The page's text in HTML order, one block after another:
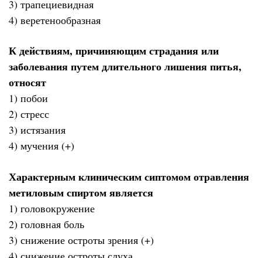
3) трапециевидная
4) веретенообразная
К действиям, причиняющим страдания или
заболевания путем длительного лишения питья,
относят
1) побои
2) стресс
3) истязания
4) мучения (+)
Характерным клиническим сиптомом отравления
метиловым спиртом является
1) головокружение
2) головная боль
3) снижение остроты зрения (+)